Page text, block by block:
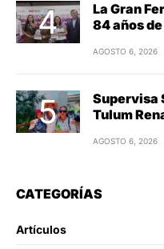
La Gran
84 años
AGOSTO 6, 2026
Supervisa
Tulum
AGOSTO 6, 2026
CATEGORÍAS
Artículos